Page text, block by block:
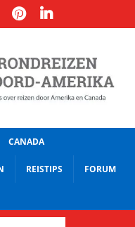
CANADA
REISTIPS FORUM